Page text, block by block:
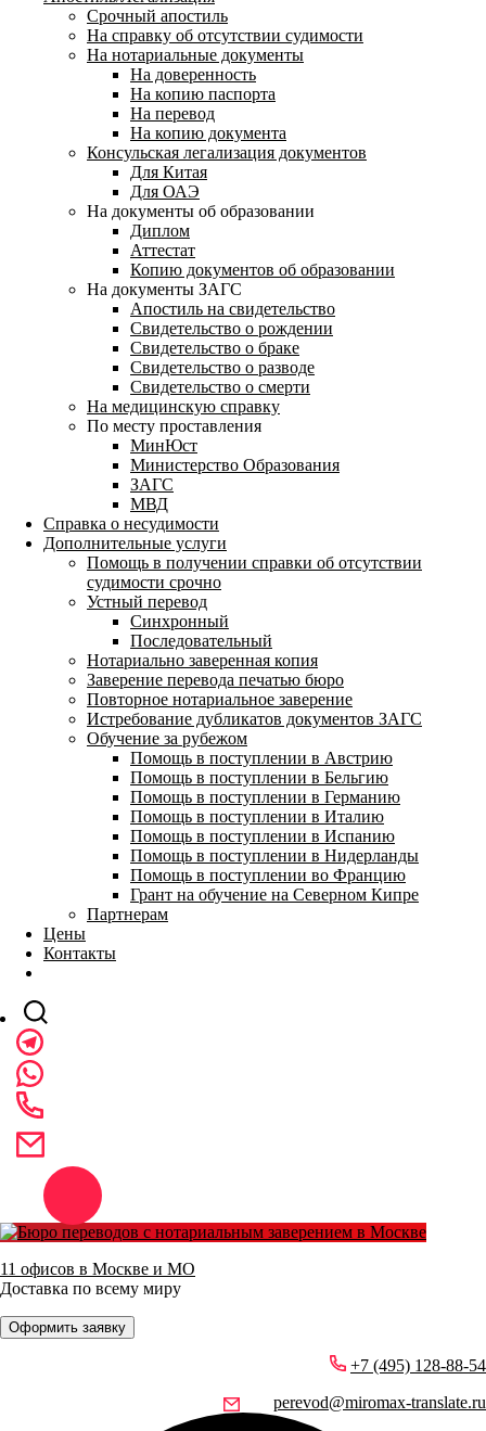
Срочный апостиль
На справку об отсутствии судимости
На нотариальные документы
На доверенность
На копию паспорта
На перевод
На копию документа
Консульская легализация документов
Для Китая
Для ОАЭ
На документы об образовании
Диплом
Аттестат
Копию документов об образовании
На документы ЗАГС
Апостиль на свидетельство
Свидетельство о рождении
Свидетельство о браке
Свидетельство о разводе
Свидетельство о смерти
На медицинскую справку
По месту проставления
МинЮст
Министерство Образования
ЗАГС
МВД
Справка о несудимости
Дополнительные услуги
Помощь в получении справки об отсутствии
судимости срочно
Устный перевод
Синхронный
Последовательный
Нотариально заверенная копия
Заверение перевода печатью бюро
Повторное нотариальное заверение
Истребование дубликатов документов ЗАГС
Обучение за рубежом
Помощь в поступлении в Австрию
Помощь в поступлении в Бельгию
Помощь в поступлении в Германию
Помощь в поступлении в Италию
Помощь в поступлении в Испанию
Помощь в поступлении в Нидерланды
Помощь в поступлении во Францию
Грант на обучение на Северном Кипре
Партнерам
Цены
Контакты
11 офисов в Москве и МО
Доставка по всему миру
Оформить заявку
+7 (495) 128-88-54
perevod@miromax-translate.ru